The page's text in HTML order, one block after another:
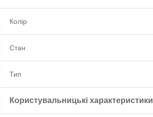
Колір
Стан
Тип
Користувальницькі характеристики